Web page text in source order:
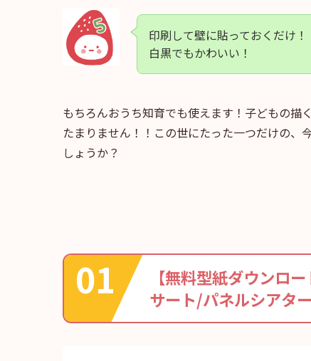
印刷して壁に貼っておくだけ！
白黒でもかわいい！
もちろんおうち知育でも使えます！子どもの描
たまりません！！この世にたった一つだけの、
しょうか？
【無料型紙ダウンロ
サート/パネルシアタ